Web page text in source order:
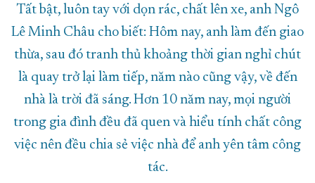
Tất bật, luôn tay với dọn rác, chất lên xe, anh Ngô
Lê Minh Châu cho biết: Hôm nay, anh làm đến giao
thừa, sau đó tranh thủ khoảng thời gian nghỉ chút
là quay trở lại làm tiếp, năm nào cũng vậy, về đến
nhà là trời đã sáng. Hơn 10 năm nay, mọi người
trong gia đình đều đã quen và hiểu tính chất công
việc nên đều chia sẻ việc nhà để anh yên tâm công
tác.